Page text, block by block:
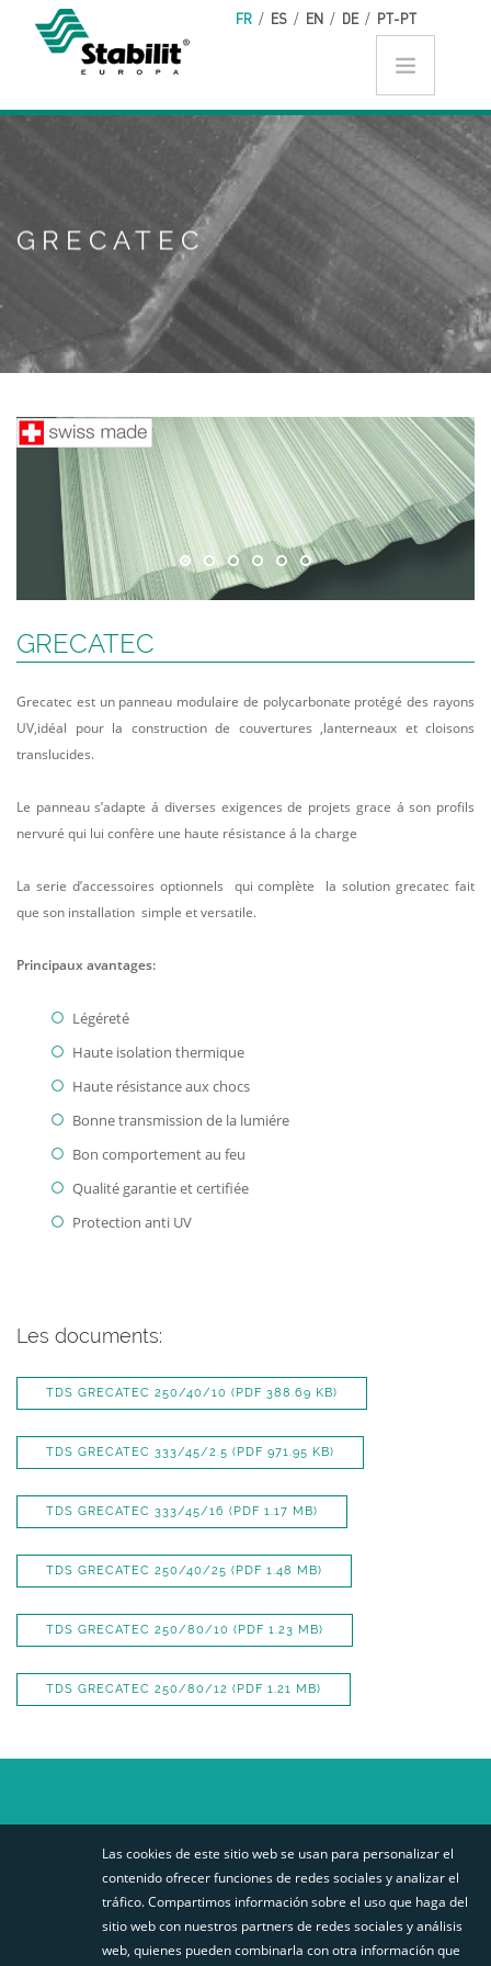
Aller au contenu principal FR / ES / EN / DE / PT-PT
GRECATEC
GRECATEC
Grecatec est un panneau modulaire de polycarbonate protégé des rayons
UV,idéal pour la construction de couvertures ,lanterneaux et cloisons
translucides.
Le panneau s’adapte á diverses exigences de projets grace á son profils
nervuré qui lui confère une haute résistance á la charge
La serie d’accessoires optionnels qui complète la solution grecatec fait
que son installation simple et versatile.
Principaux avantages:
Légéreté
Haute isolation thermique
Haute résistance aux chocs
Bonne transmission de la lumiére
Bon comportement au feu
Qualité garantie et certifiée
Protection anti UV
Les documents:
TDS GRECATEC 250/40/10 (PDF 388.69 KB)
TDS GRECATEC 333/45/2.5 (PDF 971.95 KB)
TDS GRECATEC 333/45/16 (PDF 1.17 MB)
TDS GRECATEC 250/40/25 (PDF 1.48 MB)
TDS GRECATEC 250/80/10 (PDF 1.23 MB)
TDS GRECATEC 250/80/12 (PDF 1.21 MB)
STABILIT EUROPA
SITEMAP
AVISO DE PRIVACIDAD
BUSCADOR PERFILES
suivez-
nous
Las cookies de este sitio web se usan para personalizar el
contenido ofrecer funciones de redes sociales y analizar el
tráfico. Compartimos información sobre el uso que haga del
sitio web con nuestros partners de redes sociales y análisis
web, quienes pueden combinarla con otra información que